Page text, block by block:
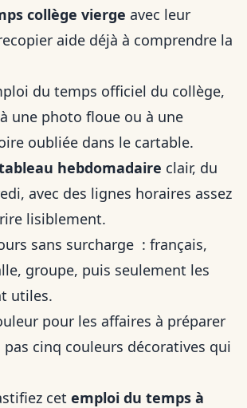
collège vierge avec leur
aide déjà à comprendre la
du temps officiel du collège,
une photo floue ou à une
oubliée dans le cartable.
hebdomadaire clair, du
avec des lignes horaires assez
lisiblement.
sans surcharge : français,
groupe, puis seulement les
utiles.
pour les affaires à préparer
pas cinq couleurs décoratives qui
cet emploi du temps à